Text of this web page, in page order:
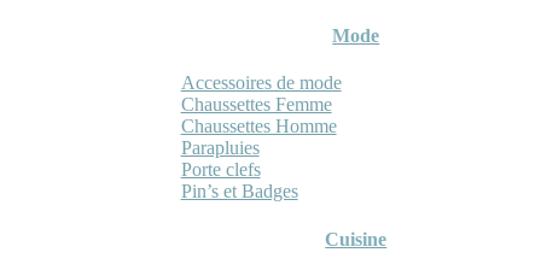
Mode
Accessoires de mode
Chaussettes Femme
Chaussettes Homme
Parapluies
Porte clefs
Pin’s et Badges
Cuisine